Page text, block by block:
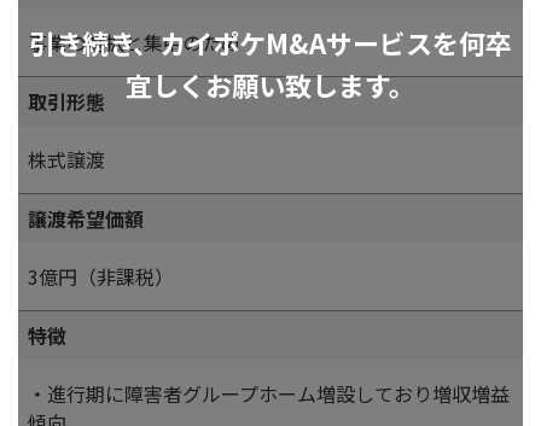
引き続き、カイポケM&Aサービスを何卒
宜しくお願い致します。
事業の選択と集中のため
取引形態
株式譲渡
譲渡希望価額
3億円（非課税）
特徴
・進行期に障害者グループホーム増設しており増収増益